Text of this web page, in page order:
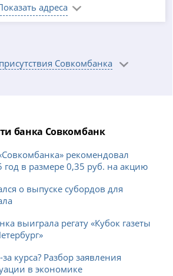
адреса
Совкомбанка
банка Совкомбанк
рекомендовал
в размере 0,35 руб. на акцию
о выпуске субордов для
выиграла регату «Кубок газеты
курса? Разбор заявления
в экономике